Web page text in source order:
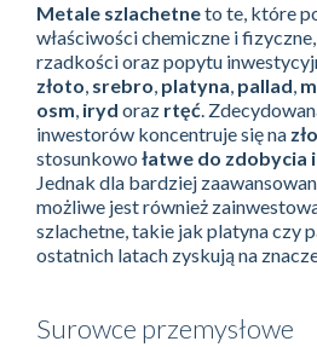
Metale szlachetneto te, które
właściwości chemiczne i
rzadkości oraz popytu
złoto, srebro, platyna, pallad,
osm, iryd oraz rtęć.
inwestorów koncentruje się na
stosunkowo łatwe do zdobycia
Jednak dla bardziej
możliwe jest również
szlachetne, takie jak platyna czy
ostatnich latach zyskują na
Surowce przemysłowe